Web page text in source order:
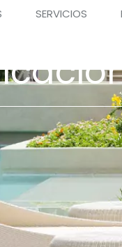
SERVICIOS